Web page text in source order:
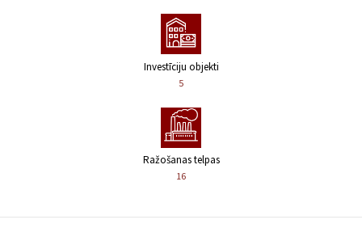
Investīciju objekti
5
Ražošanas telpas
16